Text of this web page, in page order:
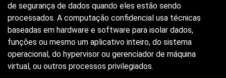
de segurança de dados quando eles estão sendo
processados. A computação confidencial usa técnicas
baseadas em hardware e software para isolar dados,
funções ou mesmo um aplicativo inteiro, do sistema
operacional, do hypervisor ou gerenciador de máquina
virtual, ou outros processos privilegiados.